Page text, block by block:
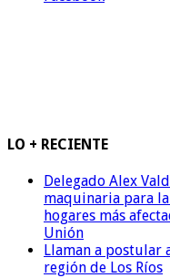
LO + RECIENTE
Delegado Alex
maquinaria para
hogares más
Unión
Llaman a postular
región de Los Ríos